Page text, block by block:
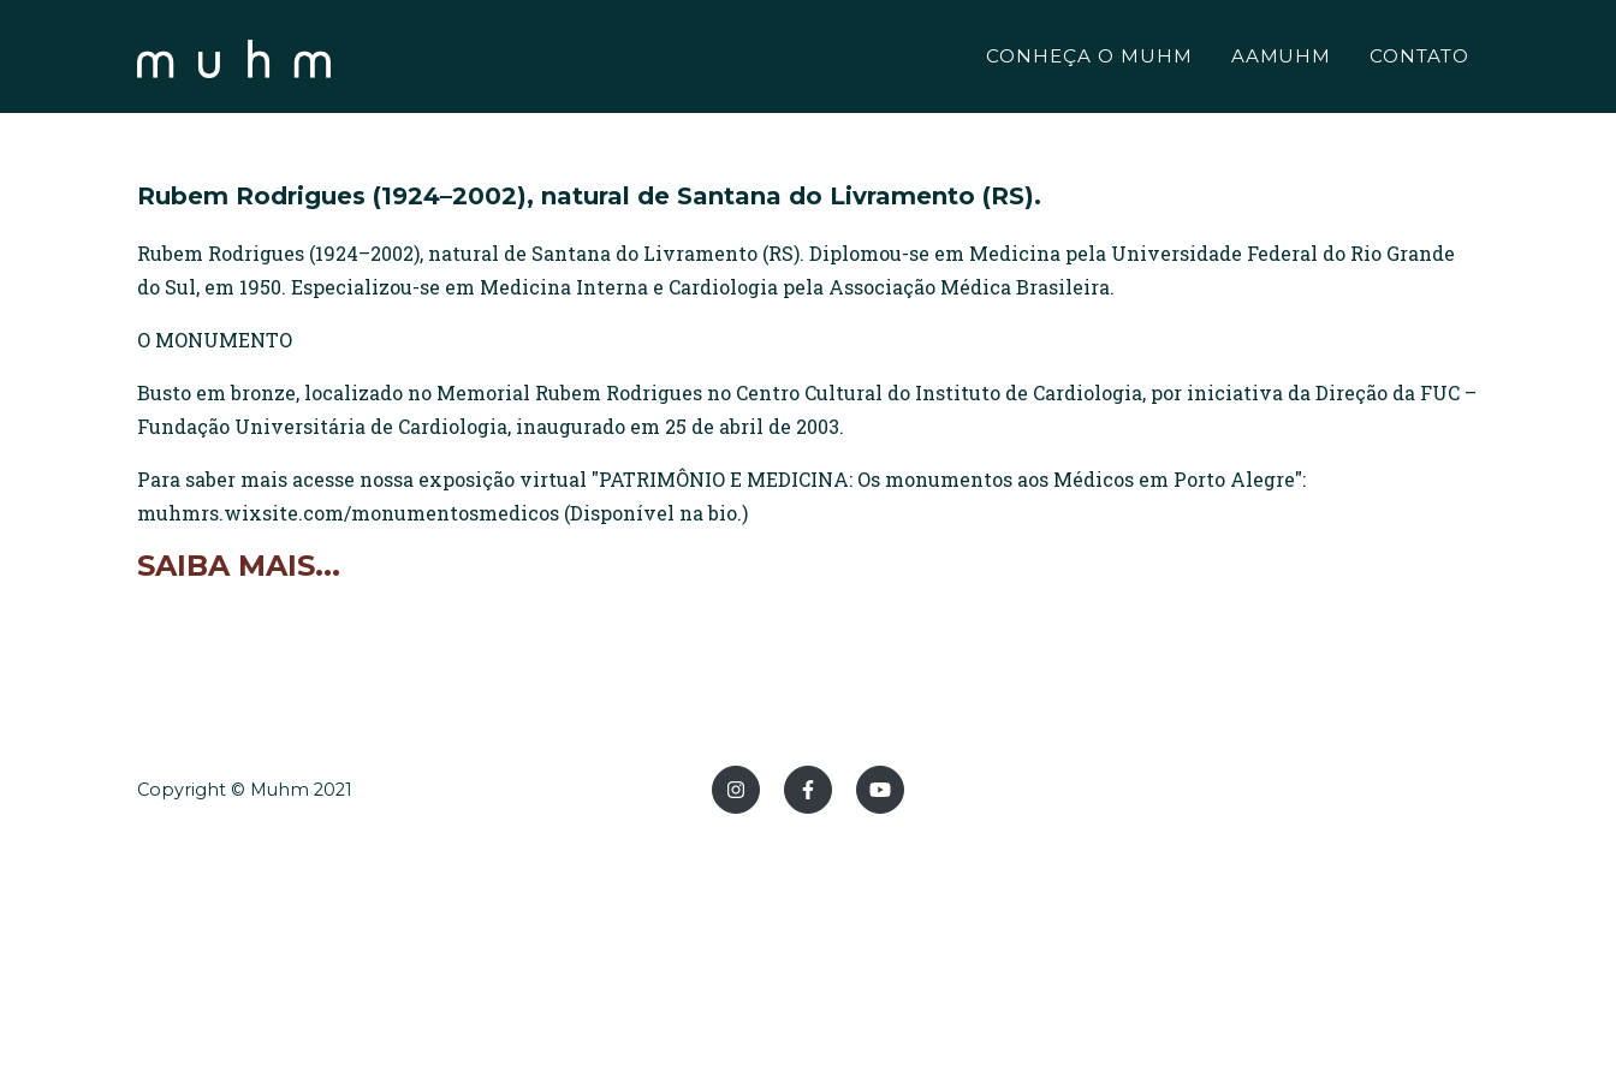
CONHEÇA O MUHM AAMUHM CONTATO
Rubem Rodrigues (1924–2002), natural de Santana do Livramento (RS).
Rubem Rodrigues (1924–2002), natural de Santana do Livramento (RS). Diplomou-se em Medicina pela Universidade Federal do Rio Grande
do Sul, em 1950. Especializou-se em Medicina Interna e Cardiologia pela Associação Médica Brasileira.
O MONUMENTO
Busto em bronze, localizado no Memorial Rubem Rodrigues no Centro Cultural do Instituto de Cardiologia, por iniciativa da Direção da FUC –
Fundação Universitária de Cardiologia, inaugurado em 25 de abril de 2003.
Para saber mais acesse nossa exposição virtual "PATRIMÔNIO E MEDICINA: Os monumentos aos Médicos em Porto Alegre":
muhmrs.wixsite.com/monumentosmedicos (Disponível na bio.)
SAIBA MAIS...
Copyright © Muhm 2021